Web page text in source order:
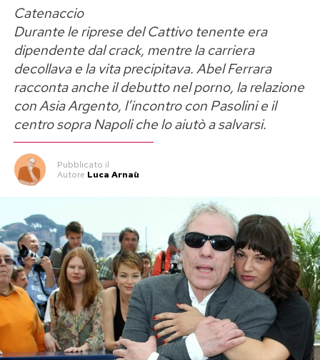
Catenaccio
Durante le riprese del Cattivo tenente era
dipendente dal crack, mentre la carriera
decollava e la vita precipitava. Abel Ferrara
racconta anche il debutto nel porno, la relazione
con Asia Argento, l’incontro con Pasolini e il
centro sopra Napoli che lo aiutò a salvarsi.
Pubblicato il
Autore Luca Arnaù